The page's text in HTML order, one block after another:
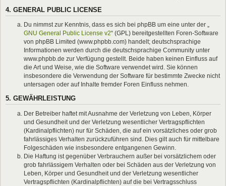
4. GENERAL PUBLIC LICENSE
Du nimmst zur Kenntnis, dass es sich bei phpBB um eine unter der „
GNU General Public License v2“ (GPL) bereitgestellten Foren-Software
von phpBB Limited (www.phpbb.com) handelt; deutschsprachige
Informationen werden durch die deutschsprachige Community unter
www.phpbb.de zur Verfügung gestellt. Beide haben keinen Einfluss auf
die Art und Weise, wie die Software verwendet wird. Sie können
insbesondere die Verwendung der Software für bestimmte Zwecke nicht
untersagen oder auf Inhalte fremder Foren Einfluss nehmen.
5. GEWÄHRLEISTUNG
Der Betreiber haftet mit Ausnahme der Verletzung von Leben, Körper
und Gesundheit und der Verletzung wesentlicher Vertragspflichten
(Kardinalpflichten) nur für Schäden, die auf ein vorsätzliches oder grob
fahrlässiges Verhalten zurückzuführen sind. Dies gilt auch für mittelbare
Folgeschäden wie insbesondere entgangenen Gewinn.
Die Haftung ist gegenüber Verbrauchern außer bei vorsätzlichem oder
grob fahrlässigem Verhalten oder bei Schäden aus der Verletzung von
Leben, Körper und Gesundheit und der Verletzung wesentlicher
Vertragspflichten (Kardinalpflichten) auf die bei Vertragsschluss